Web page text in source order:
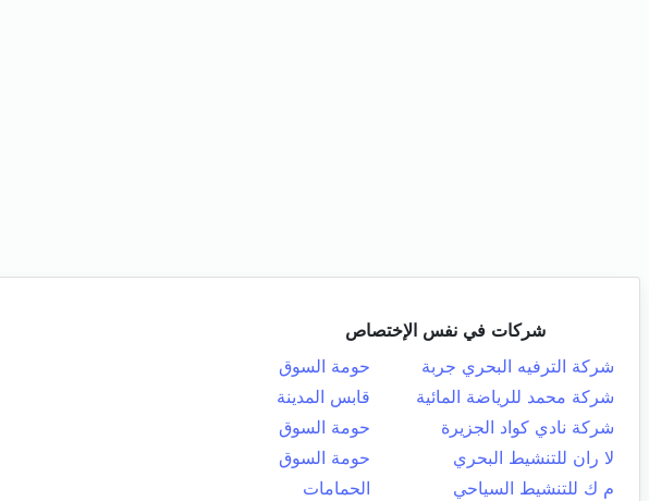
شركات في نفس الإختصاص
شركة الترفيه البحري جربة
حومة السوق
شركة محمد للرياضة المائية
قابس المدينة
شركة نادي كواد الجزيرة
حومة السوق
لا ران للتنشيط البحري
حومة السوق
م ك للتنشيط السياحي
الحمامات